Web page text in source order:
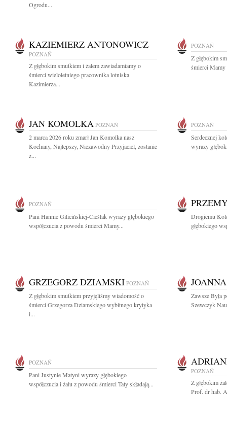
Ogrodu...
KAZIEMIERZ ANTONOWICZ
POZNAŃ
Z głębokim smutkiem i żalem zawiadamiamy o
śmierci wieloletniego pracownika lotniska
Kazimierza...
POZNAŃ
Z głębokim
śmierci
JAN KOMOLKA POZNAŃ
2 marca 2026 roku zmarł Jan Komolka nasz
Kochany, Najlepszy, Niezawodny Przyjaciel, zostanie
z...
POZNAŃ
Serdecznej
wyrazy
POZNAŃ
Pani Hannie Gilicińskiej-Cieślak wyrazy głębokiego
współczucia z powodu śmierci Mamy...
Drogiemu
głębokiego
GRZEGORZ DZIAMSKI POZNAŃ
Z głębokim smutkiem przyjęliśmy wiadomość o
śmierci Grzegorza Dziamskiego wybitnego krytyka
i...
Zawsze Była
Szewczyk
POZNAŃ
Pani Justynie Matyni wyrazy głębokiego
współczucia i żalu z powodu śmierci Taty składają...
POZNAŃ
Z głębokim
Prof. dr hab.